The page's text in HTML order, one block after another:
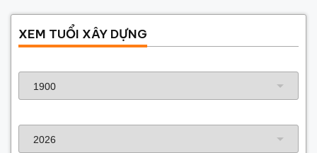
XEM TUỔI XÂY DỰNG